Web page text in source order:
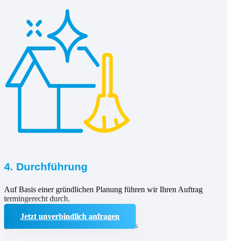
4. Durchführung
Auf Basis einer gründlichen Planung führen wir Ihren Auftrag
termingerecht durch.
Jetzt unverbindlich anfragen